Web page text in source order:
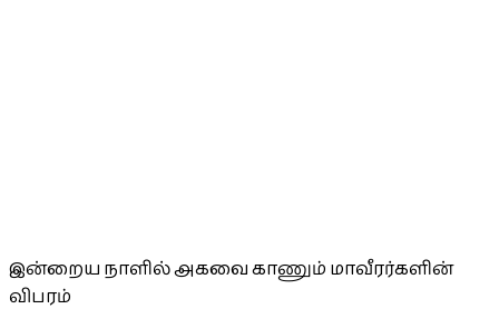
இன்றைய நாளில் அகவை காணும் மாவீரர்களின்
விபரம்